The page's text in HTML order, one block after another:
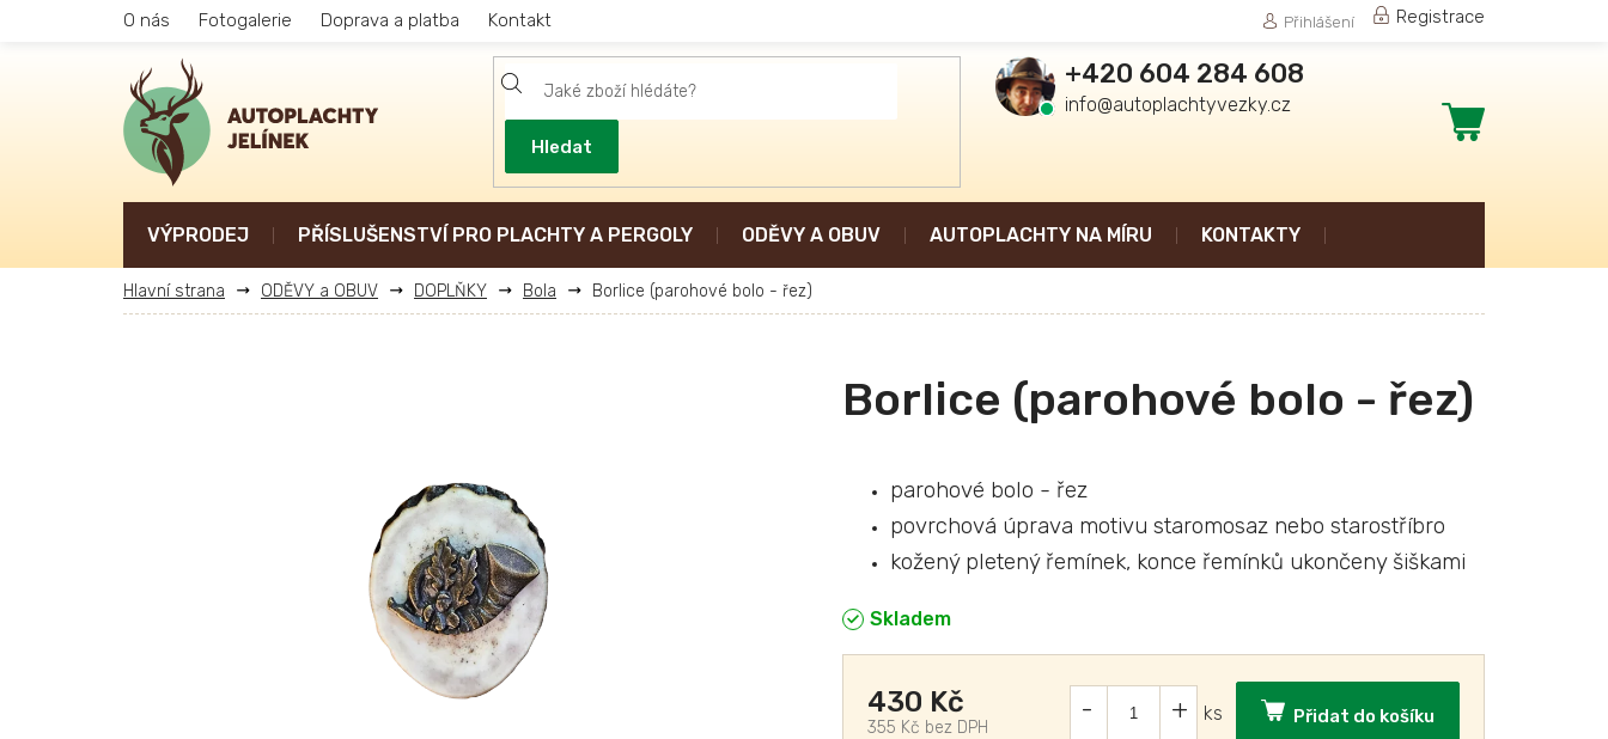
O nás Fotogalerie Doprava a platba Kontakt Registrace
Přihlášení
Hledat
+420 604 284 608
info@autoplachtyvezky.cz
Nákupní
VÝPRODEJ PŘÍSLUŠENSTVÍ PRO PLACHTY A PERGOLY ODĚVY A OBUV AUTOPLACHTY NA MÍRU KONTAKTY
ODĚVY a OBUV DOPLŇKY Bola Borlice (parohové bolo - řez)
Skladem
430 Kč
355 Kč bez DPH
Přidat do košíku
parohové bolo - řez
povrchová úprava motivu staromosaz nebo starostříbro
kožený pletený řemínek, konce řemínků ukončeny šiškami
Borlice (parohové bolo - řez)